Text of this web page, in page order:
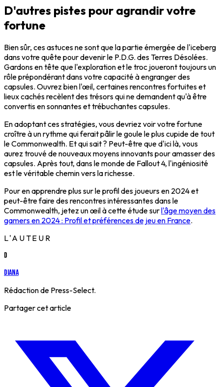
D'autres pistes pour agrandir votre
fortune
Bien sûr, ces astuces ne sont que la partie émergée de l'iceberg
dans votre quête pour devenir le P.D.G. des Terres Désolées.
Gardons en tête que l'exploration et le troc joueront toujours un
rôle prépondérant dans votre capacité à engranger des
capsules. Ouvrez bien l'œil, certaines rencontres fortuites et
lieux cachés recèlent des trésors qui ne demandent qu'à être
convertis en sonnantes et trébuchantes capsules.
En adoptant ces stratégies, vous devriez voir votre fortune
croître à un rythme qui ferait pâlir le goule le plus cupide de tout
le Commonwealth. Et qui sait ? Peut-être que d'ici là, vous
aurez trouvé de nouveaux moyens innovants pour amasser des
capsules. Après tout, dans le monde de Fallout 4, l'ingéniosité
est le véritable chemin vers la richesse.
Pour en apprendre plus sur le profil des joueurs en 2024 et
peut-être faire des rencontres intéressantes dans le
Commonwealth, jetez un œil à cette étude surl'âge moyen des
gamers en 2024 : Profil et préférences de jeu en France.
L'AUTEUR
D
Diana
Rédaction de Press-Select.
Partager cet article